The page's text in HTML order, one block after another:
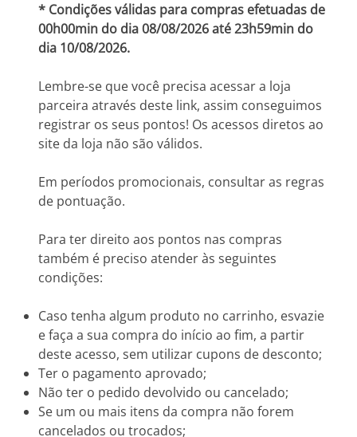
* Condições válidas para compras efetuadas de
00h00min do dia 08/08/2026 até 23h59min do
dia 10/08/2026.
Lembre-se que você precisa acessar a loja
parceira através deste link, assim conseguimos
registrar os seus pontos! Os acessos diretos ao
site da loja não são válidos.
Em períodos promocionais, consultar as regras
de pontuação.
Para ter direito aos pontos nas compras
também é preciso atender às seguintes
condições:
Caso tenha algum produto no carrinho, esvazie
e faça a sua compra do início ao fim, a partir
deste acesso, sem utilizar cupons de desconto;
Ter o pagamento aprovado;
Não ter o pedido devolvido ou cancelado;
Se um ou mais itens da compra não forem
cancelados ou trocados;